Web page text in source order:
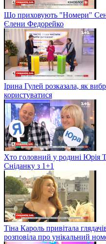
Що приховують "Номери"
Єлени Федорейко
Ірина Гулей розказала, як
користуватися
Хто головний у родині Юрія
Сніданку з 1+1
Тіна Кароль привітала
розповіла про унікальний